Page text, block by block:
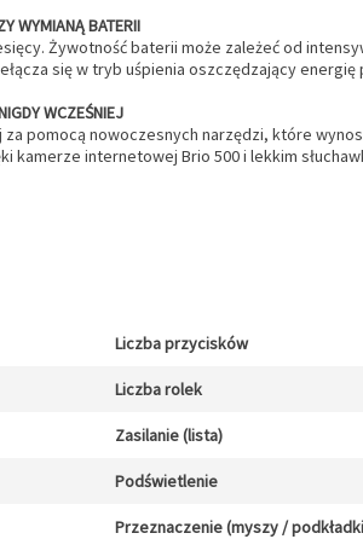
WYMIANĄ BATERII
Żywotność baterii może zależeć od
się w tryb uśpienia oszczędzający
WCZEŚNIEJ
pomocą nowoczesnych narzędzi, które
kamerze internetowej Brio 500 i lekkim
Liczba przycisków
Liczba rolek
Zasilanie (lista)
Podświetlenie
Przeznaczenie (myszy /